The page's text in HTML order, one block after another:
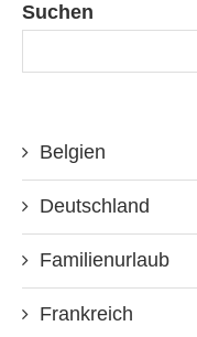
Suchen
Belgien
Deutschland
Familienurlaub
Frankreich